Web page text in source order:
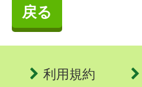
戻る
利用規約